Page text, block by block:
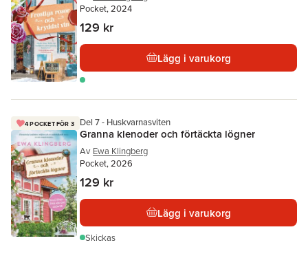
Pocket, 2024
129 kr
Lägg i varukorg
4 POCKET FÖR 3 Del 7 - Huskvarnasviten
Granna klenoder och förtäckta lögner
Av Ewa Klingberg
Pocket, 2026
129 kr
Lägg i varukorg
Skickas